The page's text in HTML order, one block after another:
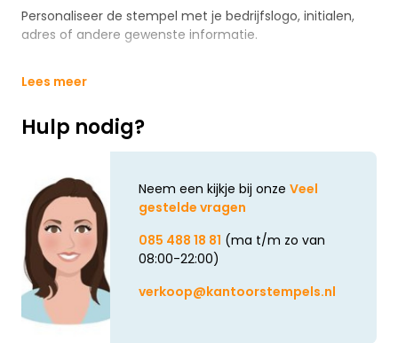
Personaliseer de stempel met je bedrijfslogo, initialen,
adres of andere gewenste informatie.
Lees meer
Hulp nodig?
Neem een kijkje bij onze Veel
gestelde vragen
085 488 18 81 (ma t/m zo van
08:00-22:00)
verkoop@kantoorstempels.nl